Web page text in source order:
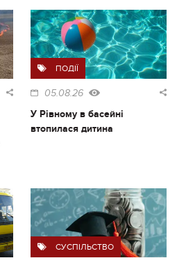
ПОДІЇ
05.08.26
У Рівному в басейні
втопилася дитина
СУСПІЛЬСТВО